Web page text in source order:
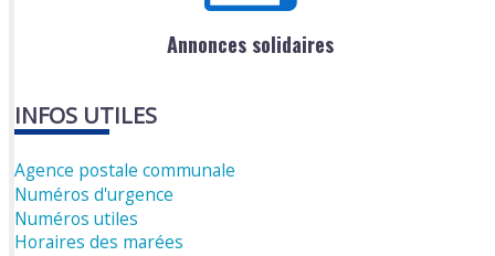
Annonces solidaires
INFOS UTILES
Agence postale communale
Numéros d'urgence
Numéros utiles
Horaires des marées